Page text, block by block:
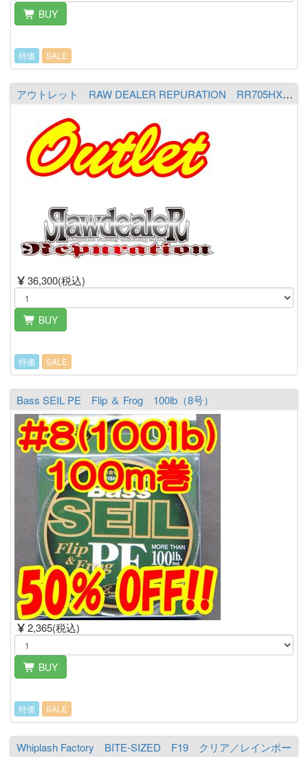
BUY
特価 SALE
アウトレット RAW DEALER REPURATION RR705HX［The Winged Assassin］ ※必ず商品詳細をご覧の上ご注文下さい。 ※ヤマト運輸発送不可
36,300(税込)
BUY
特価 SALE
Bass SEIL PE Flip ＆ Frog 100lb（8号）
2,365(税込)
BUY
特価 SALE
Whiplash Factory BITE-SIZED F19 クリア／レインボー